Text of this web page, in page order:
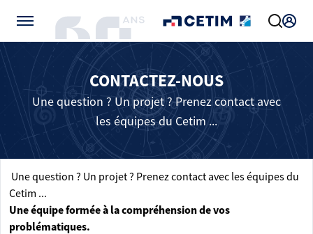
CONTACTEZ-NOUS
Une question ? Un projet ? Prenez contact avec
les équipes du Cetim ...
Une question ? Un projet ? Prenez contact avec les équipes du
Cetim ...
Une équipe formée à la compréhension de vos
problématiques.